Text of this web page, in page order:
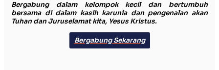
Bergabung dalam kelompok kecil dan bertumbuh
bersama di dalam kasih karunia dan pengenalan akan
Tuhan dan Juruselamat kita, Yesus Kristus.
Bergabung Sekarang